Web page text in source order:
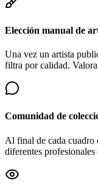
Elección manual de
Una vez un artista
filtra por calidad.
Comunidad de
Al final de cada cuadro
diferentes profesionales